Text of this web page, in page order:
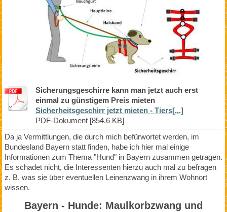
Sicherungsgeschirre kann man jetzt auch erst
einmal zu günstigem Preis mieten
Sicherheitsgeschirr jetzt mieten - Tiers[...]
PDF-Dokument [854.6 KB]
Da ja Vermittlungen, die durch mich befürwortet werden, im
Bundesland Bayern statt finden, habe ich hier mal einige
Informationen zum Thema "Hund" in Bayern zusammen getragen.
Es schadet nicht, die Interessenten hierzu auch mal zu befragen
z. B. was sie über eventuellen Leinenzwang in ihrem Wohnort
wissen.
Bayern - Hunde: Maulkorbzwang und